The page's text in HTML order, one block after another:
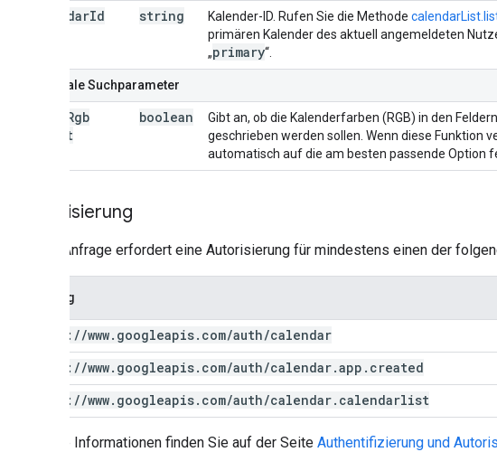
calendarId string Kalender-ID. Rufen Sie die Methode
primären Kalender des aktuell angemeldeten
„primary“.
Optionale Suchparameter
Rgb
Format
boolean Gibt an, ob die Kalenderfarben (RGB) in den Feldern
geschrieben werden sollen. Wenn diese Funktion
automatisch auf die am besten passende Option
Autorisierung
Diese Anfrage erfordert eine Autorisierung für mindestens einen der
Umfang
https: //www. googleapis. com/auth/calendar
https: //www. googleapis. com/auth/calendar.app . created
https: //www. googleapis. com/auth/calendar. calendarlist
Weitere Informationen finden Sie auf der Seite Authentifizierung und